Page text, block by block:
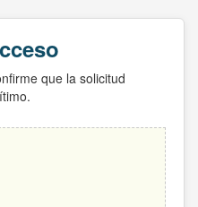
que la solicitud